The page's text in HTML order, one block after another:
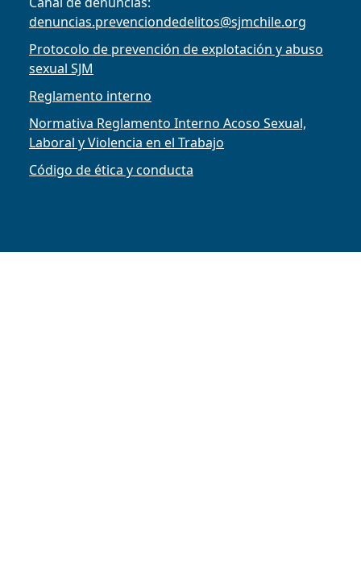
denuncias.prevenciondedelitos@sjmchile.org
Protocolo de prevención de explotación y abuso
sexual SJM
Reglamento interno
Normativa Reglamento Interno Acoso Sexual,
Laboral y Violencia en el Trabajo
Código de ética y conducta